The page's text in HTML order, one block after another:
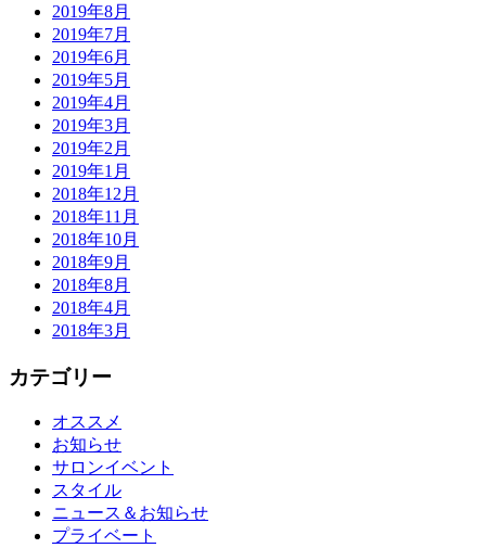
2019年8月
2019年7月
2019年6月
2019年5月
2019年4月
2019年3月
2019年2月
2019年1月
2018年12月
2018年11月
2018年10月
2018年9月
2018年8月
2018年4月
2018年3月
カテゴリー
オススメ
お知らせ
サロンイベント
スタイル
ニュース＆お知らせ
プライベート